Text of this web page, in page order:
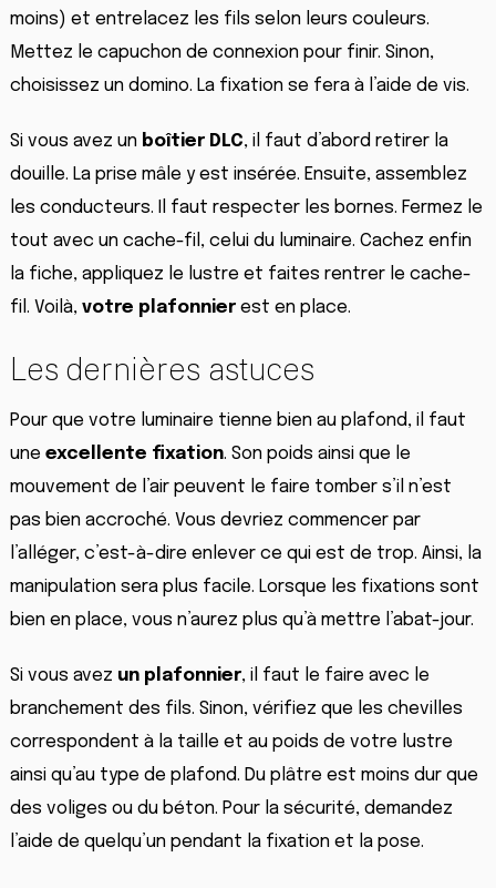
moins) et entrelacez les fils selon leurs couleurs.
Mettez le capuchon de connexion pour finir. Sinon,
choisissez un domino. La fixation se fera à l’aide de vis.
Si vous avez un boîtier DLC, il faut d’abord retirer la
douille. La prise mâle y est insérée. Ensuite, assemblez
les conducteurs. Il faut respecter les bornes. Fermez le
tout avec un cache-fil, celui du luminaire. Cachez enfin
la fiche, appliquez le lustre et faites rentrer le cache-
fil. Voilà, votre plafonnierest en place.
Les dernières astuces
Pour que votre luminaire tienne bien au plafond, il faut
une excellente fixation. Son poids ainsi que le
mouvement de l’air peuvent le faire tomber s’il n’est
pas bien accroché. Vous devriez commencer par
l’alléger, c’est-à-dire enlever ce qui est de trop. Ainsi, la
manipulation sera plus facile. Lorsque les fixations sont
bien en place, vous n’aurez plus qu’à mettre l’abat-jour.
Si vous avez un plafonnier, il faut le faire avec le
branchement des fils. Sinon, vérifiez que les chevilles
correspondent à la taille et au poids de votre lustre
ainsi qu’au type de plafond. Du plâtre est moins dur que
des voliges ou du béton. Pour la sécurité, demandez
l’aide de quelqu’un pendant la fixation et la pose.